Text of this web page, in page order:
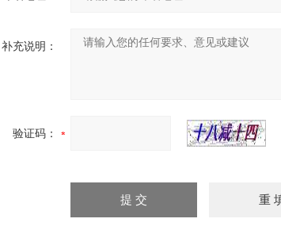
补充说明：
验证码：